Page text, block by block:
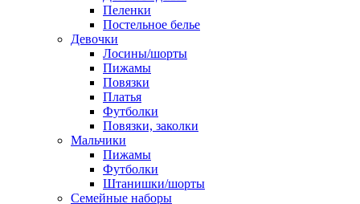
Пеленки
Постельное белье
Девочки
Лосины/шорты
Пижамы
Повязки
Платья
Футболки
Повязки, заколки
Мальчики
Пижамы
Футболки
Штанишки/шорты
Семейные наборы